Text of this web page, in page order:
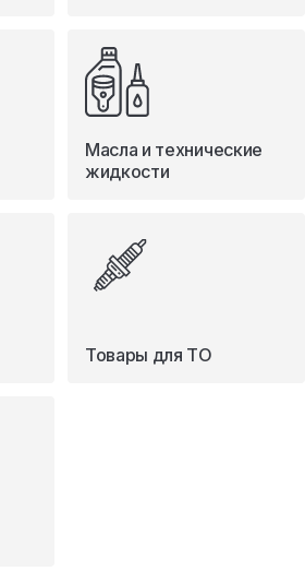
Масла и технические
жидкости
Товары для ТО